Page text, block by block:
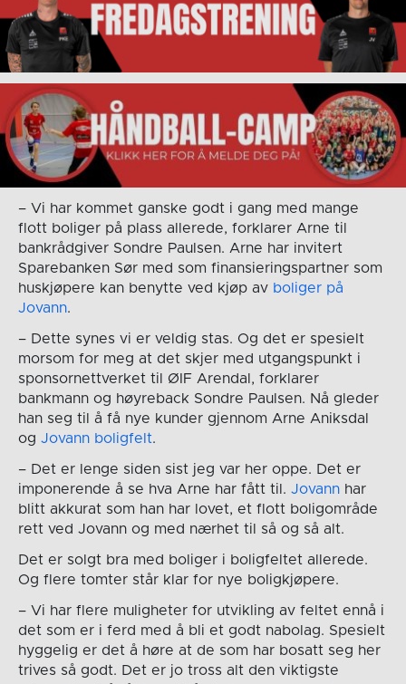
– Vi har kommet ganske godt i gang med mange
flott boliger på plass allerede, forklarer Arne til
bankrådgiver Sondre Paulsen. Arne har invitert
Sparebanken Sør med som finansieringspartner som
huskjøpere kan benytte ved kjøp av boliger på
Jovann.
– Dette synes vi er veldig stas. Og det er spesielt
morsom for meg at det skjer med utgangspunkt i
sponsornettverket til ØIF Arendal, forklarer
bankmann og høyreback Sondre Paulsen. Nå gleder
han seg til å få nye kunder gjennom Arne Aniksdal
og Jovann boligfelt.
– Det er lenge siden sist jeg var her oppe. Det er
imponerende å se hva Arne har fått til. Jovannhar
blitt akkurat som han har lovet, et flott boligområde
rett ved Jovann og med nærhet til så og så alt.
Det er solgt bra med boliger i boligfeltet allerede.
Og flere tomter står klar for nye boligkjøpere.
– Vi har flere muligheter for utvikling av feltet ennå i
det som er i ferd med å bli et godt nabolag. Spesielt
hyggelig er det å høre at de som har bosatt seg her
trives så godt. Det er jo tross alt den viktigste